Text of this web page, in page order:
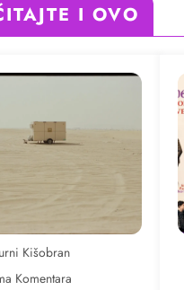
I OVO
Kišobran